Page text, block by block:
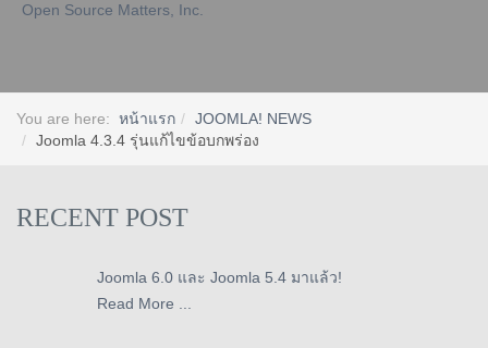
Open Source Matters, Inc.
You are here: หน้าแรก
JOOMLA! NEWS
Joomla 4.3.4 รุ่นแก้ไขข้อบกพร่อง
RECENT POST
Joomla 6.0 และ Joomla 5.4 มาแล้ว!
Read More ...